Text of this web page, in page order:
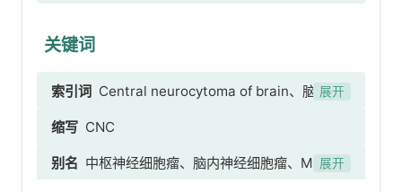
关键词
索引词 Central neurocytoma of brain、脑中枢
神经细胞瘤
展开
缩写 CNC
别名 中枢神经细胞瘤、脑内神经细胞瘤、Monro
展开